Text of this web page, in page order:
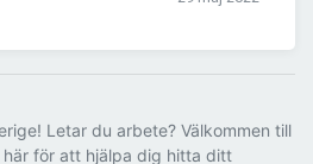
Letar du arbete? Välkommen till
för att hjälpa dig hitta ditt